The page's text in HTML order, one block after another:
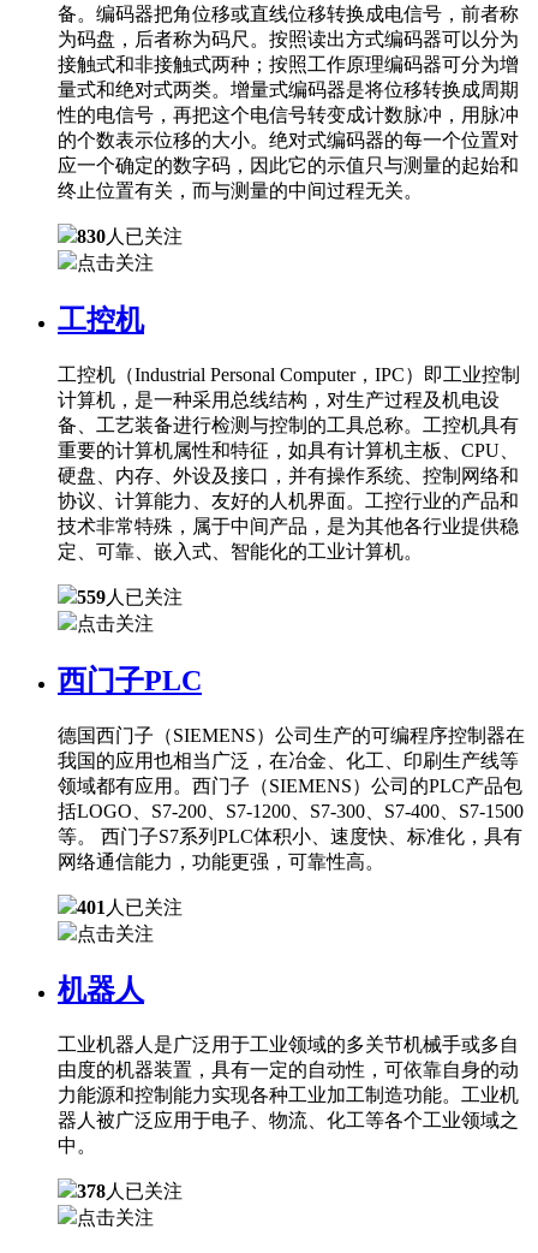
备。编码器把角位移或直线位移转换成电信号，前者称
为码盘，后者称为码尺。按照读出方式编码器可以分为
接触式和非接触式两种；按照工作原理编码器可分为增
量式和绝对式两类。增量式编码器是将位移转换成周期
性的电信号，再把这个电信号转变成计数脉冲，用脉冲
的个数表示位移的大小。绝对式编码器的每一个位置对
应一个确定的数字码，因此它的示值只与测量的起始和
终止位置有关，而与测量的中间过程无关。
830人已关注
点击关注
工控机
工控机（Industrial Personal Computer，IPC）即工业控制
计算机，是一种采用总线结构，对生产过程及机电设
备、工艺装备进行检测与控制的工具总称。工控机具有
重要的计算机属性和特征，如具有计算机主板、CPU、
硬盘、内存、外设及接口，并有操作系统、控制网络和
协议、计算能力、友好的人机界面。工控行业的产品和
技术非常特殊，属于中间产品，是为其他各行业提供稳
定、可靠、嵌入式、智能化的工业计算机。
559人已关注
点击关注
西门子PLC
德国西门子（SIEMENS）公司生产的可编程序控制器在
我国的应用也相当广泛，在冶金、化工、印刷生产线等
领域都有应用。西门子（SIEMENS）公司的PLC产品包
括LOGO、S7-200、S7-1200、S7-300、S7-400、S7-1500
等。 西门子S7系列PLC体积小、速度快、标准化，具有
网络通信能力，功能更强，可靠性高。
401 人已关注
点击关注
机器人
工业机器人是广泛用于工业领域的多关节机械手或多自
由度的机器装置，具有一定的自动性，可依靠自身的动
力能源和控制能力实现各种工业加工制造功能。工业机
器人被广泛应用于电子、物流、化工等各个工业领域之
中。
378人已关注
点击关注